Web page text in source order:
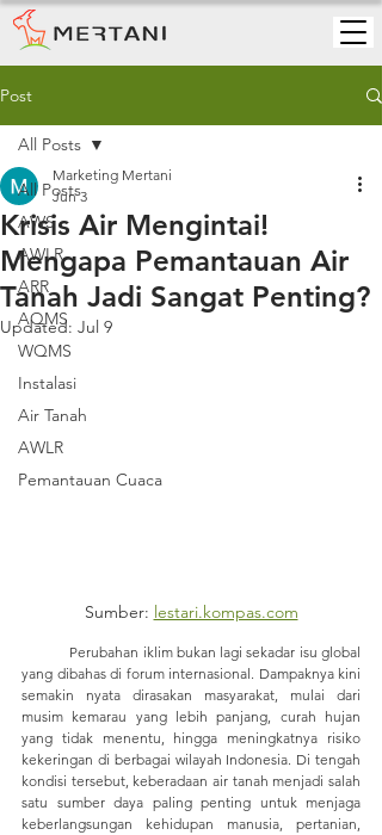
Post
All Posts
AWS
AWLR
ARR
AQMS
WQMS
Instalasi
Air Tanah
AWLR
Pemantauan Cuaca
All Posts
Krisis Air Mengintai!
Mengapa Pemantauan Air
Tanah Jadi Sangat Penting?
Marketing Mertani
Jun 3
Updated: Jul 9
Sumber: lestari.kompas.com
yang dibahas di forum internasional. Dampaknya kini
semakin nyata dirasakan masyarakat, mulai dari
musim kemarau yang lebih panjang, curah hujan
yang tidak menentu, hingga meningkatnya risiko
kekeringan di berbagai wilayah Indonesia. Di tengah
kondisi tersebut, keberadaan air tanah menjadi salah
satu sumber daya paling penting untuk menjaga
keberlangsungan kehidupan manusia, pertanian,